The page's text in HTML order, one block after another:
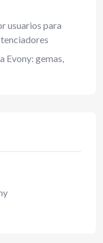
usuarios para
Evony: gemas,